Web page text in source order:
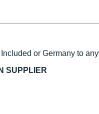
or Germany to
SUPPLIER